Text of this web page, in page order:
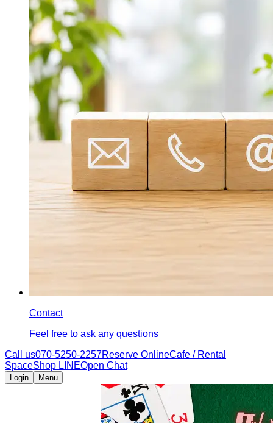
Contact
Feel free to ask any questions
Call us070-5250-2257Reserve OnlineCafe / Rental
SpaceShop LINEOpen Chat
Login Menu